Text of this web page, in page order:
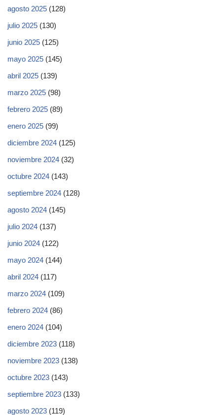
agosto 2025 (128)
julio 2025 (130)
junio 2025 (125)
mayo 2025 (145)
abril 2025 (139)
marzo 2025 (98)
febrero 2025 (89)
enero 2025 (99)
diciembre 2024 (125)
noviembre 2024 (32)
octubre 2024 (143)
septiembre 2024 (128)
agosto 2024 (145)
julio 2024 (137)
junio 2024 (122)
mayo 2024 (144)
abril 2024 (117)
marzo 2024 (109)
febrero 2024 (86)
enero 2024 (104)
diciembre 2023 (118)
noviembre 2023 (138)
octubre 2023 (143)
septiembre 2023 (133)
agosto 2023 (119)